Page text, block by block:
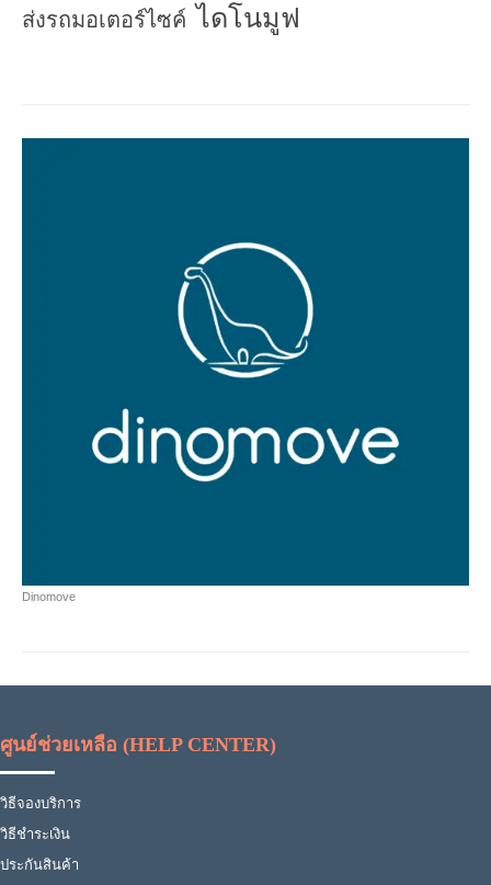
ส่งรถมอเตอร์ไซค์ ไดโนมูฟ
Dinomove
ศูนย์ช่วยเหลือ (HELP CENTER)
วิธีจองบริการ
วิธีชำระเงิน
ประกันสินค้า